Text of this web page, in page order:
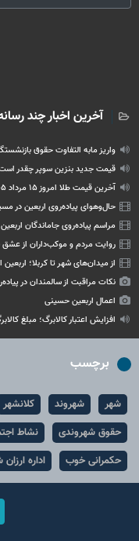
آخرین اخبار چند
واریز مابه التفاوت حقوق
قیمت جدید بنزین سوپر چقدر
آخرین قیمت طلا امروز ۱۵ مرداد ۱۴۰۵
حال‌وهوای پیاده‌روی اربعین در
مراسم پیاده‌روی جاماندگان
روایت مردم و موکب‌داران از
از میدان‌های شهر تا کربلا؛
نکات مراقبت از سالمندان در
اعمال اربعین حسینی
افزایش اعتبار کالابرگ؛ مبلغ کالابرگ مرداد ۱۴۰۵
برچسب
شهر شهروند کلانشهر
حقوق شهروندی
نشاط
حکمرانی خوب
اداره